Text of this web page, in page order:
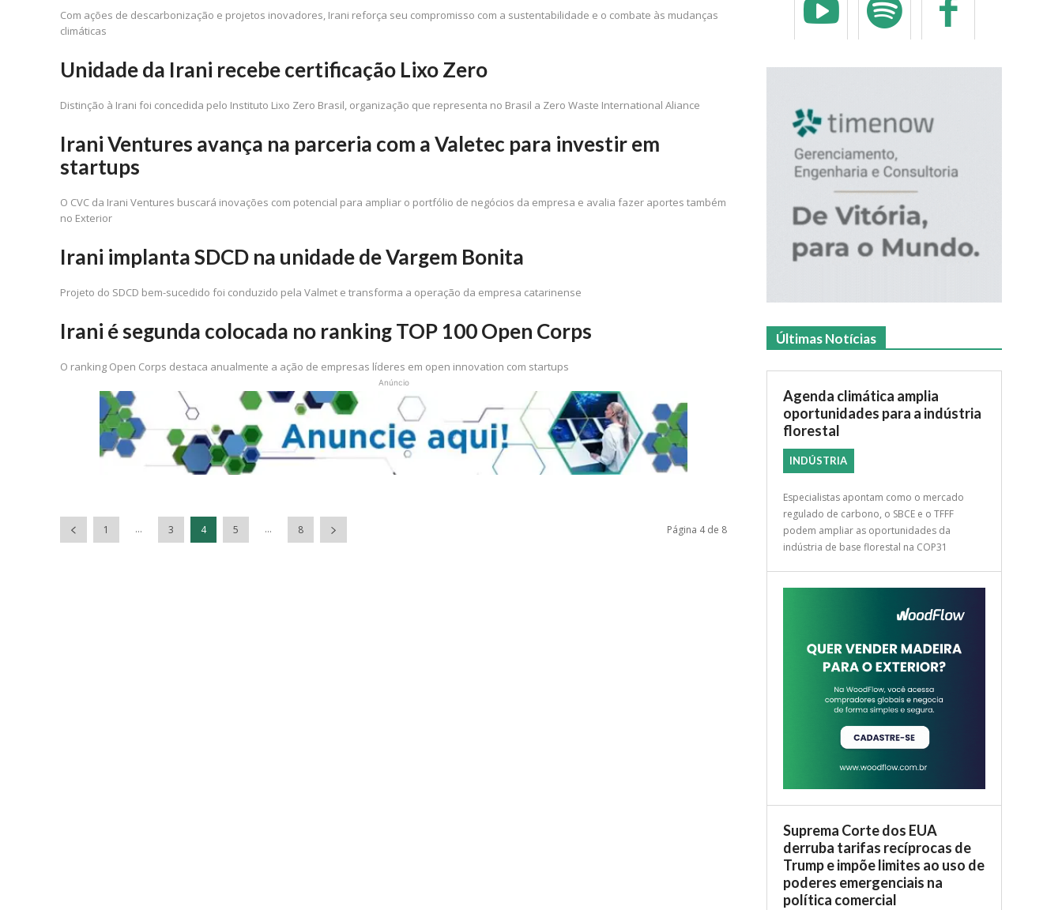
Com ações de descarbonização e projetos inovadores, Irani reforça seu compromisso com a sustentabilidade e o combate às mudanças
climáticas
Unidade da Irani recebe certificação Lixo Zero
Distinção à Irani foi concedida pelo Instituto Lixo Zero Brasil, organização que representa no Brasil a Zero Waste International Aliance
Irani Ventures avança na parceria com a Valetec para investir em
startups
O CVC da Irani Ventures buscará inovações com potencial para ampliar o portfólio de negócios da empresa e avalia fazer aportes também
no Exterior
Irani implanta SDCD na unidade de Vargem Bonita
Projeto do SDCD bem-sucedido foi conduzido pela Valmet e transforma a operação da empresa catarinense
Irani é segunda colocada no ranking TOP 100 Open Corps
O ranking Open Corps destaca anualmente a ação de empresas líderes em open innovation com startups
Anúncio
1 ... 3 4 5 ... 8 Página 4 de 8
Últimas Notícias
Agenda climática amplia
oportunidades para a indústria
florestal
INDÚSTRIA
Especialistas apontam como o mercado
regulado de carbono, o SBCE e o TFFF
podem ampliar as oportunidades da
indústria de base florestal na COP31
Suprema Corte dos EUA
derruba tarifas recíprocas de
Trump e impõe limites ao uso de
poderes emergenciais na
política comercial